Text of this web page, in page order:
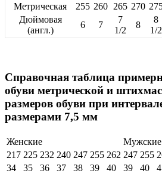
Метрическая
255 260 265 270
Дюймовая
(англ.)
6 7
7
1/2
8
8
1/2
Справочная таблица
обуви метрической и
размеров обуви при
размерами 7,5 мм
Женские
Мужские
217 225 232 240 247 255 262 247 255
34
35 36 37 38 39 40 39 40